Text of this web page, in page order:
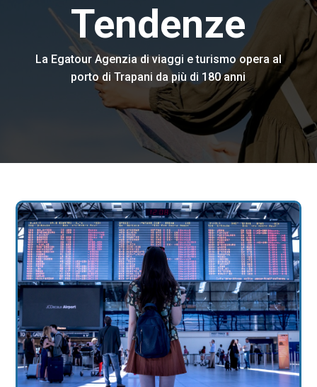
Tendenze
La Egatour Agenzia di viaggi e turismo opera al
porto di Trapani da più di 180 anni